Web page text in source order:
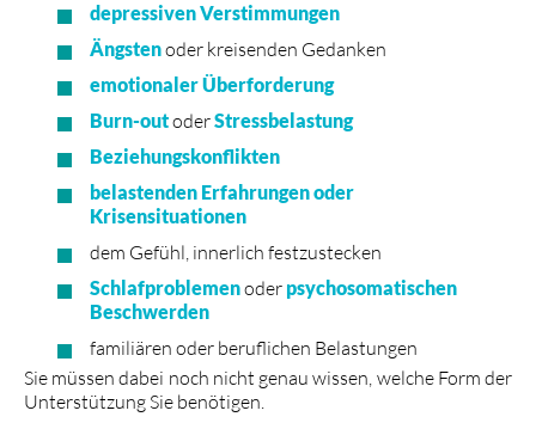
depressiven Verstimmungen
Ängstenoder kreisenden Gedanken
emotionaler Überforderung
Burn-outoderStressbelastung
Beziehungskonflikten
belastenden Erfahrungen oder
Krisensituationen
dem Gefühl, innerlich festzustecken
Schlafproblemenoder psychosomatischen
Beschwerden
familiären oder beruflichen Belastungen
Sie müssen dabei noch nicht genau wissen, welche Form der
Unterstützung Sie benötigen.